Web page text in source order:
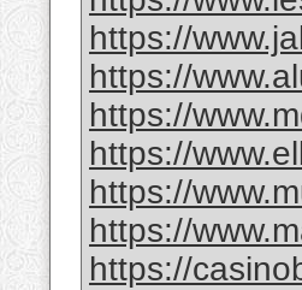
https://
https://
https://
https://
https://
https://
https://